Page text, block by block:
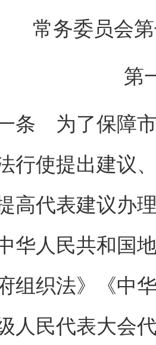
常务委员会
第
为了保障市
行使提出建议
高代表建议办
华人民共和国
组织法》《中
人民代表大会